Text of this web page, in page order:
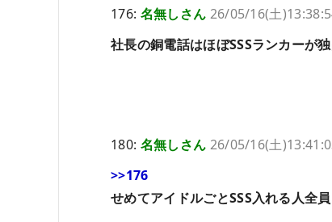
176: 名無しさん 26/05/16(土
社長の銅電話はほぼSSSランカーが
180: 名無しさん 26/05/16(土
>>176
せめてアイドルごとSSS入れる人全